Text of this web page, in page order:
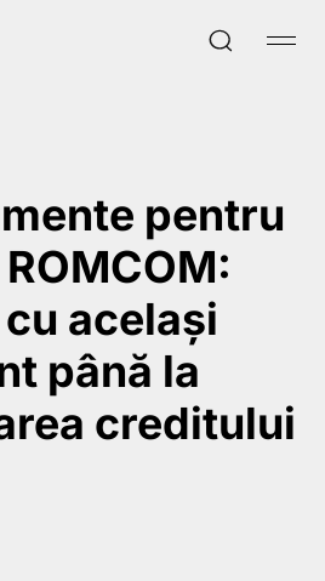
pentru
același
până la
creditului